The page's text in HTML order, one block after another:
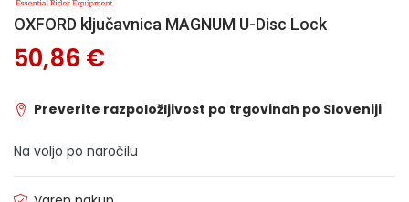
OXFORD ključavnica MAGNUM U-Disc Lock
50,86 €
Preverite razpoložljivost po trgovinah po Sloveniji
Na voljo po naročilu